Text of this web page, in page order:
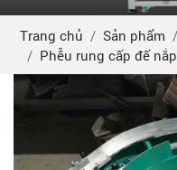
Trang chủ Sản phẩm
Phễu rung cấp đế nắp